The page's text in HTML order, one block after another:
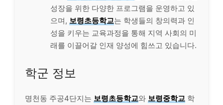
성장을 위한 다양한 프로그램을 운영하고 있
으며, 보령초등학교는 학생들의 창의력과 인
성을 키우는 교육과정을 통해 지역 사회의 미
래를 이끌어갈 인재 양성에 힘쓰고 있습니다.
학군 정보
명천동 주공4단지는 보령초등학교와 보령중학교 학